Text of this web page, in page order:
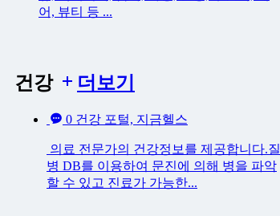
어, 뷰티 등 ...
건강 더보기
0 건강 포털, 지금헬스
의료 전문가의 건강정보를 제공합니다.질
병 DB를 이용하여 문진에 의해 병을 파악
할 수 있고 진료가 가능한...